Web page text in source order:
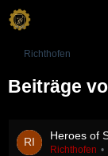
Richthofen
Beiträge
Heroes of
Richthofen